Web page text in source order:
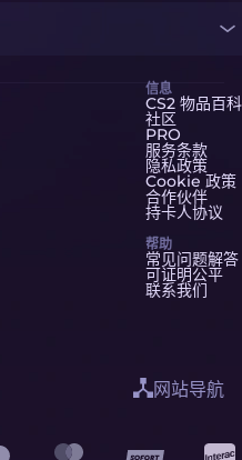
信息
CS2 物品百科
社区
PRO
服务条款
隐私政策
Cookie 政策
合作伙伴
持卡人协议
帮助
常见问题解答
可证明公平
联系我们
网站导航